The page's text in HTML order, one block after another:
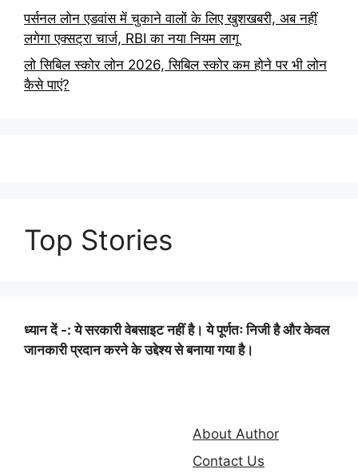
पर्सनल लोन एडवांस में चुकाने वालों के लिए खुशखबरी, अब नहीं
लगेगा एक्सट्रा चार्ज, RBI का नया नियम लागू
लो सिबिल स्कोर लोन 2026, सिबिल स्कोर कम होने पर भी लोन
कैसे पाएं?
Top Stories
ध्यान दें -: ये सरकारी वेबसाइट नहीं है। ये पूर्णतः निजी है और केवल
जानकारी प्रदान करने के उद्देश्य से बनाया गया है।
About Author
Contact Us